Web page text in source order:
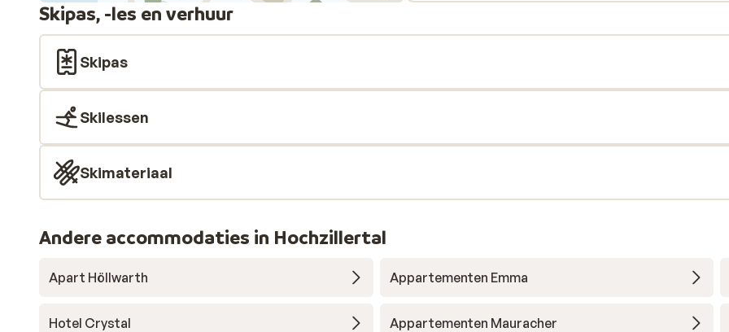
Skipas, -les en verhuur
Skipas
Skilessen
Skimateriaal
Andere accommodaties in Hochzillertal
Apart Höllwarth Appartementen Emma
Hotel Crystal Appartementen Mauracher